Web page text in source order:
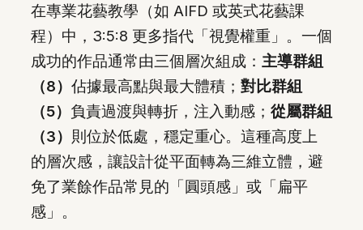
在專業花藝教學（如 AIFD 或英式花藝課
程）中，3:5:8 更多指代「視覺權重」。一個
成功的作品通常由三個層次組成： 主導群組
（8） 佔據最高點與最大體積； 對比群組
（5） 負責過渡與轉折，注入動感； 從屬群組
（3） 則位於低處，穩定重心。這種高度上
的層次感，讓設計從平面轉為三維立體，避
免了業餘作品常見的「圓頭感」或「扁平
感」。